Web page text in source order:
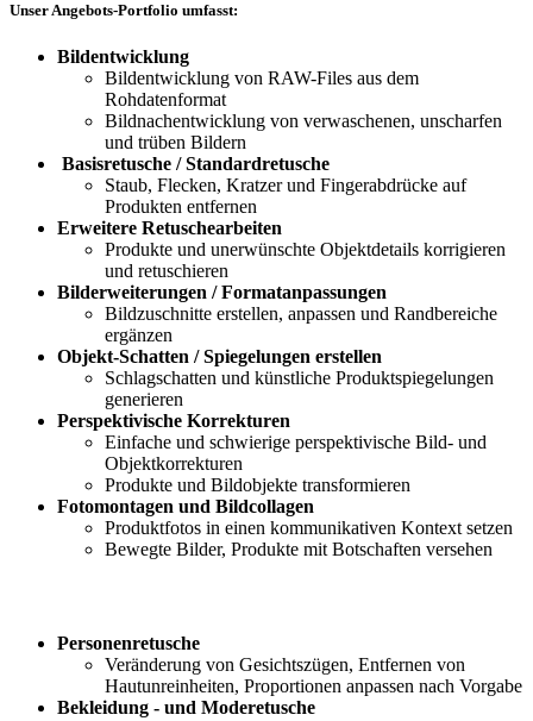
Unser Angebots-Portfolio umfasst:
Bildentwicklung
Bildentwicklung von RAW-Files aus dem
Rohdatenformat
Bildnachentwicklung von verwaschenen, unscharfen
und trüben Bildern
Basisretusche / Standardretusche
Staub, Flecken, Kratzer und Fingerabdrücke auf
Produkten entfernen
Erweitere Retuschearbeiten
Produkte und unerwünschte Objektdetails korrigieren
und retuschieren
Bilderweiterungen / Formatanpassungen
Bildzuschnitte erstellen, anpassen und Randbereiche
ergänzen
Objekt-Schatten / Spiegelungen erstellen
Schlagschatten und künstliche Produktspiegelungen
generieren
Perspektivische Korrekturen
Einfache und schwierige perspektivische Bild- und
Objektkorrekturen
Produkte und Bildobjekte transformieren
Fotomontagen und Bildcollagen
Produktfotos in einen kommunikativen Kontext setzen
Bewegte Bilder, Produkte mit Botschaften versehen
Personenretusche
Veränderung von Gesichtszügen, Entfernen von
Hautunreinheiten, Proportionen anpassen nach Vorgabe
Bekleidung - und Moderetusche